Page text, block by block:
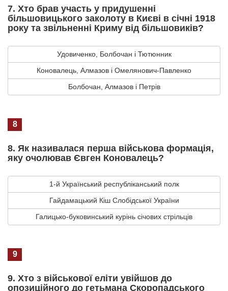
7. Хто брав участь у придушенні
більшовицького заколоту в Києві в січні 1918
року та звільненні Криму від більшовиків?
Удовиченко, Болбочан і Тютюнник
Коновалець, Алмазов і Омелянович-Павленко
Болбочан, Алмазов і Петрів
8
8. Як називалася перша військова формація,
яку очолював Євген Коновалець?
1-й Український республіканський полк
Гайдамацький Кіш Слобідської України
Галицько-буковинський курінь січових стрільців
9
9. Хто з військової еліти увійшов до
опозиційного до гетьмана Скоропадського